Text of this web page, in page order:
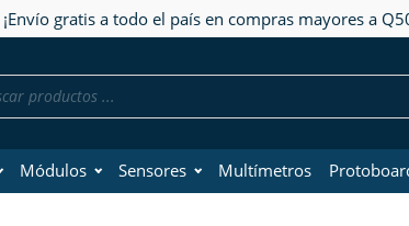
¡Envío gratis a todo el país en compras mayores a
Módulos Sensores Multímetros